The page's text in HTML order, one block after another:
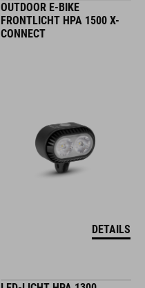
OUTDOOR E-BIKE
FRONTLICHT HPA 1500 X-
CONNECT
DETAILS